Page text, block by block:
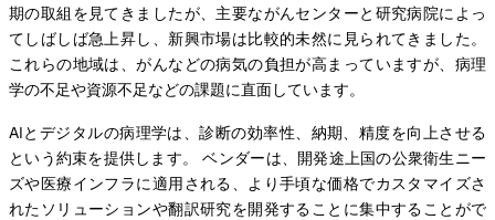
期の取組を見てきましたが、主要ながんセンターと研究病院によっ
てしばしば急上昇し、新興市場は比較的未然に見られてきました。
これらの地域は、がんなどの病気の負担が高まっていますが、病理
学の不足や資源不足などの課題に直面しています。
AIとデジタルの病理学は、診断の効率性、納期、精度を向上させる
という約束を提供します。 ベンダーは、開発途上国の公衆衛生ニー
ズや医療インフラに適用される、より手頃な価格でカスタマイズさ
れたソリューションや翻訳研究を開発することに集中することがで